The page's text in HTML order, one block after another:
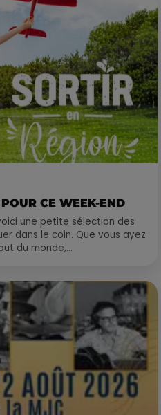
CE WEEK-END
une petite sélection des
dans le coin. Que vous ayez
du monde,...